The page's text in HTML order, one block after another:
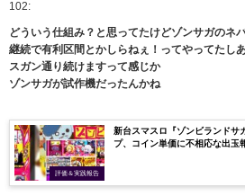
102:
どういう仕組み？と思ってたけどゾンサガのネ
継続で有利区間とかしらねぇ！ってやってたし
スガン通り続けますって感じか
ゾンサガが試作機だったんかね
評価＆実践報告
新台スマスロ『ゾンビランドサ
プ、コイン単価に不相応な出玉